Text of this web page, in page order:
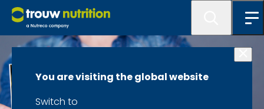
You are visiting the global website
Switch to